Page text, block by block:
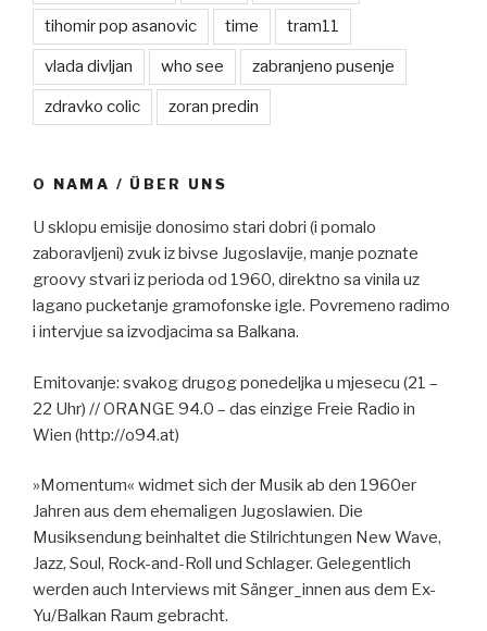
tihomir pop asanovic time tram11
vlada divljan who see zabranjeno pusenje
zdravko colic zoran predin
O NAMA / ÜBER UNS
U sklopu emisije donosimo stari dobri (i pomalo
zaboravljeni) zvuk iz bivse Jugoslavije, manje poznate
groovy stvari iz perioda od 1960, direktno sa vinila uz
lagano pucketanje gramofonske igle. Povremeno radimo
i intervjue sa izvodjacima sa Balkana.
Emitovanje: svakog drugog ponedeljka u mjesecu (21 –
22 Uhr) // ORANGE 94.0 – das einzige Freie Radio in
Wien (http://o94.at)
»Momentum« widmet sich der Musik ab den 1960er
Jahren aus dem ehemaligen Jugoslawien. Die
Musiksendung beinhaltet die Stilrichtungen New Wave,
Jazz, Soul, Rock-and-Roll und Schlager. Gelegentlich
werden auch Interviews mit Sänger_innen aus dem Ex-
Yu/Balkan Raum gebracht.